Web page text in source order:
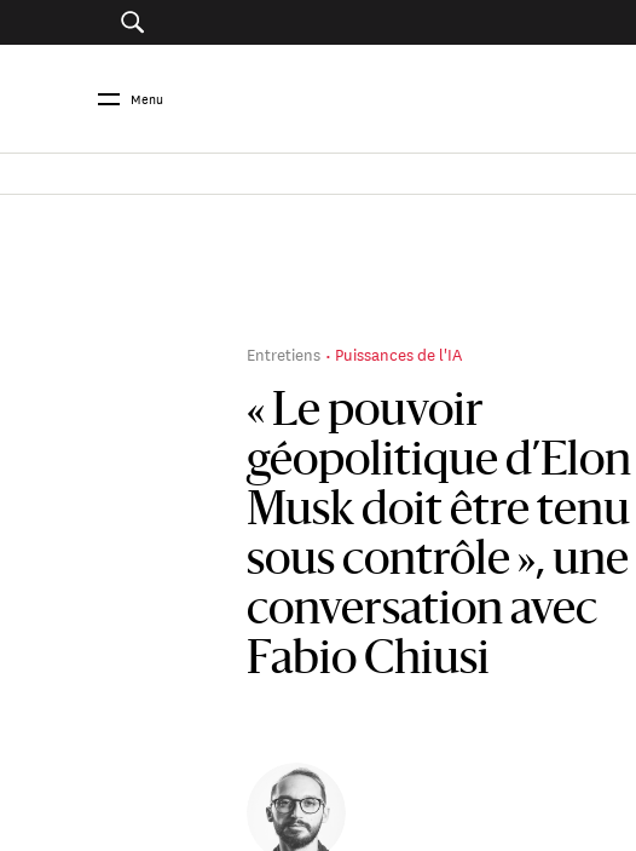
Menu
« Le pouvoir
géopolitique d’Elon
Musk doit être tenu
sous contrôle », une
conversation avec
Fabio Chiusi
Entretiens Puissances de l'IA